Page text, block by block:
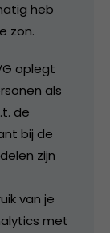
heb
zon.
oplegt
als
de
bij de
zijn
van je
met